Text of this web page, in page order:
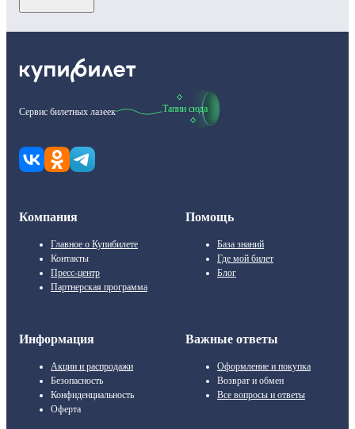
Сервис билетных лазеек Тапни сюда
Компания
Главное о Купибилете
Контакты
Пресс-центр
Партнерская программа
Помощь
База знаний
Где мой билет
Блог
Информация
Акции и распродажи
Безопасность
Конфиденциальность
Оферта
Важные ответы
Оформление и покупка
Возврат и обмен
Все вопросы и ответы